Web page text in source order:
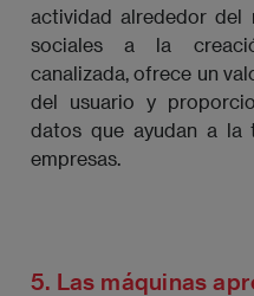
actividad alrededor del
sociales a la
canalizada, ofrece un
del usuario y
datos que ayudan a la
empresas.
5. Las máquinas